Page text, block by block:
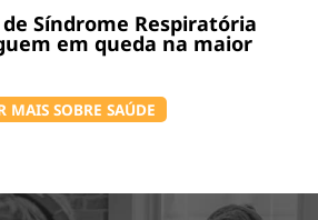
Síndrome Respiratória
em queda na maior
MAIS SOBRE SAÚDE